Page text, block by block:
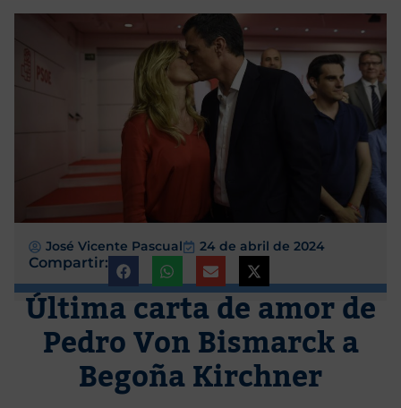
José Vicente Pascual 24 de abril de 2024
Compartir:
Última carta de amor de
Pedro Von Bismarck a
Begoña Kirchner